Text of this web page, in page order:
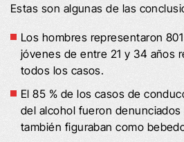
Estas son algunas de las
Los hombres representaron
jóvenes de entre 21 y 34 años
todos los casos.
El 85 % de los casos de
del alcohol fueron
también figuraban como